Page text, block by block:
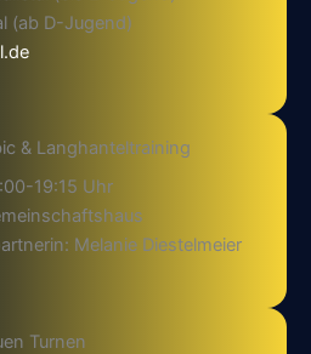
(ab D-Jugend)
& Langhanteltraining
19:15 Uhr
Melanie Diestelmeier
Turnen